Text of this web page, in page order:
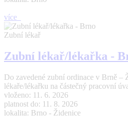
více
Zubní lékař
Zubní lékař/lékařka -
Do zavedené zubní ordinace v Brně –
lékaře/lékařku na částečný pracovní
vloženo: 11. 6. 2026
platnost do: 11. 8. 2026
lokalita: Brno - Židenice